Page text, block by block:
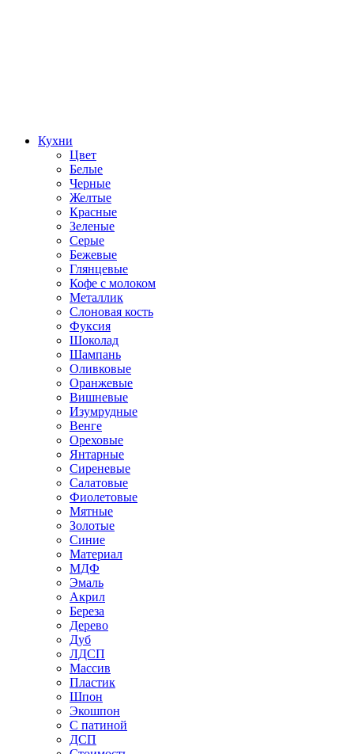
Кухни
Цвет
Белые
Черные
Желтые
Красные
Зеленые
Серые
Бежевые
Глянцевые
Кофе с молоком
Металлик
Слоновая кость
Фуксия
Шоколад
Шампань
Оливковые
Оранжевые
Вишневые
Изумрудные
Венге
Ореховые
Янтарные
Сиреневые
Салатовые
Фиолетовые
Мятные
Золотые
Синие
Материал
МДФ
Эмаль
Акрил
Береза
Дерево
Дуб
ЛДСП
Массив
Пластик
Шпон
Экошпон
С патиной
ДСП